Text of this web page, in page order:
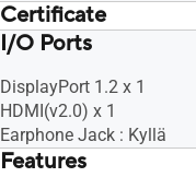
Certificate
TÜV Low Blue Light
I/O Ports
DisplayPort 1.2 x 1
HDMI(v2.0) x 1
Earphone Jack : Kyllä
Features